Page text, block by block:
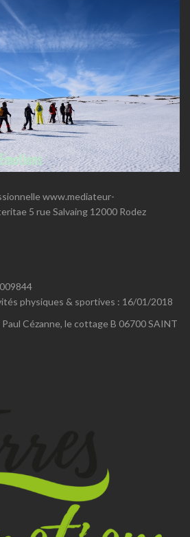
www.mediateur-
5 rue Salvaing 12000 Rodez
physiques & sportives : 16/01/2018
Cézanne, le cottage B 06700 SAINT